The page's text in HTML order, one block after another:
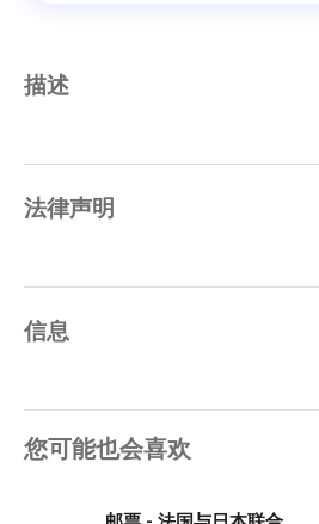
描述
法律声明
信息
您可能也会喜欢